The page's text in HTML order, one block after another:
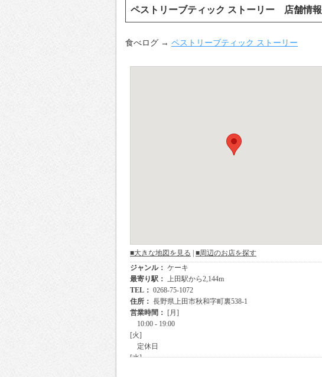
ペストリーブティック ストーリー 店舗情報
食べログ → ペストリーブティック ストーリー